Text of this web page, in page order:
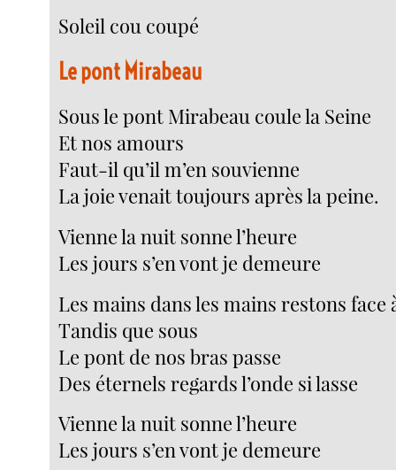
Soleil cou coupé
Le pont Mirabeau
Sous le pont Mirabeau coule la Seine
Et nos amours
Faut-il qu’il m’en souvienne
La joie venait toujours après la peine.
Vienne la nuit sonne l’heure
Les jours s’en vont je demeure
Les mains dans les mains restons face
Tandis que sous
Le pont de nos bras passe
Des éternels regards l’onde si lasse
Vienne la nuit sonne l’heure
Les jours s’en vont je demeure